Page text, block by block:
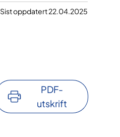
Sist oppdatert 22.04.2025
PDF-
utskrift